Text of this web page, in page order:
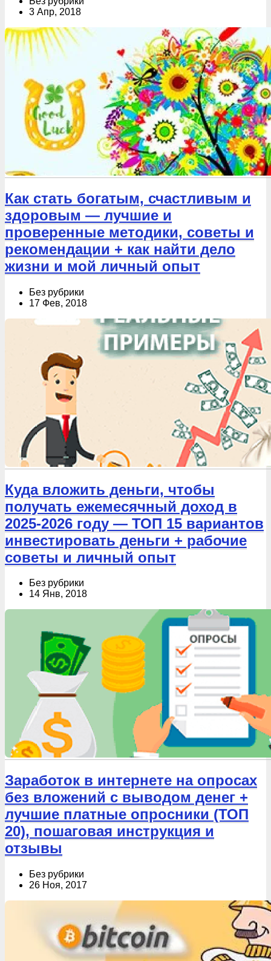
3 Апр, 2018
Как стать богатым, счастливым и
здоровым — лучшие и
проверенные методики, советы и
рекомендации + как найти дело
жизни и мой личный опыт
Без рубрики
17 Фев, 2018
Куда вложить деньги, чтобы
получать ежемесячный доход в
2025-2026 году — ТОП 15 вариантов
инвестировать деньги + рабочие
советы и личный опыт
Без рубрики
14 Янв, 2018
Заработок в интернете на опросах
без вложений с выводом денег +
лучшие платные опросники (ТОП
20), пошаговая инструкция и
отзывы
Без рубрики
26 Ноя, 2017